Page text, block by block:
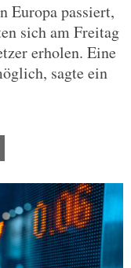
Europa passiert,
sich am Freitag
erholen. Eine
sagte ein